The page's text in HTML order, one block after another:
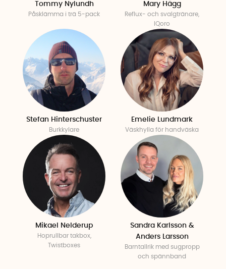
Tommy Nylundh
Påsklämma i trä 5-pack
Mary Hägg
Reflux- och svalgtränare,
IQoro
Stefan Hinterschuster
Burkkylare
Emelie Lundmark
Väskhylla för handväska
Mikael Nelderup
Hoprullbar takbox,
Twistboxes
Sandra Karlsson &
Anders Larsson
Barntallrik med sugpropp
och spännband